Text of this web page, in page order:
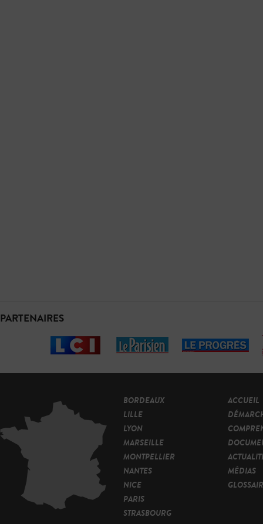
PARTENAIRES
BORDEAUX
LILLE
LYON
MARSEILLE
MONTPELLIER
NANTES
NICE
PARIS
STRASBOURG
ACCUEIL
MÉDIAS